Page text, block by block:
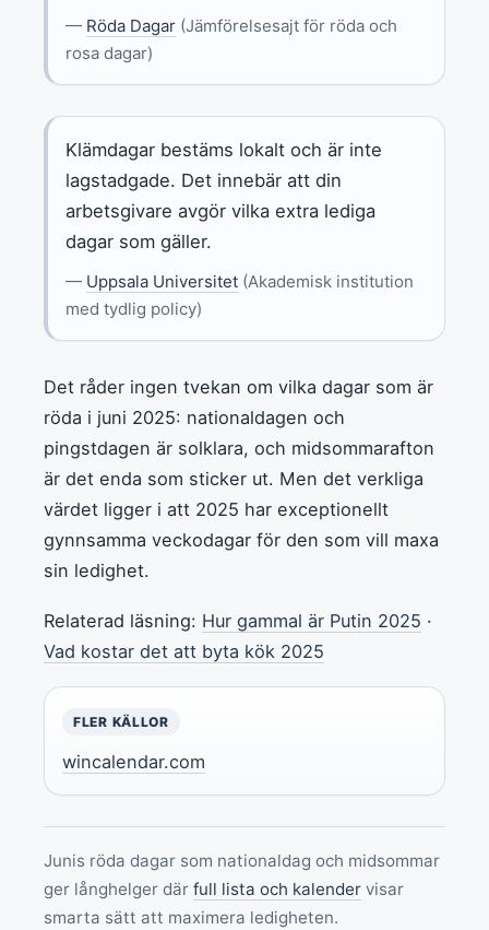
— Röda Dagar (Jämförelsesajt för röda och
rosa dagar)
Klämdagar bestäms lokalt och är inte
lagstadgade. Det innebär att din
arbetsgivare avgör vilka extra lediga
dagar som gäller.
— Uppsala Universitet (Akademisk institution
med tydlig policy)
Det råder ingen tvekan om vilka dagar som är
röda i juni 2025: nationaldagen och
pingstdagen är solklara, och midsommarafton
är det enda som sticker ut. Men det verkliga
värdet ligger i att 2025 har exceptionellt
gynnsamma veckodagar för den som vill maxa
sin ledighet.
Relaterad läsning: Hur gammal är Putin 2025 ·
Vad kostar det att byta kök 2025
FLER KÄLLOR
wincalendar.com
Junis röda dagar som nationaldag och midsommar
ger långhelger där full lista och kalender visar
smarta sätt att maximera ledigheten.